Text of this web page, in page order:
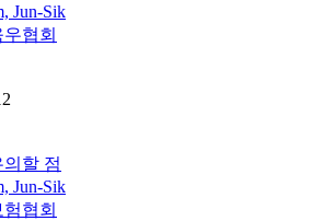
Jun-Sik
협회
할 점
Jun-Sik
협회